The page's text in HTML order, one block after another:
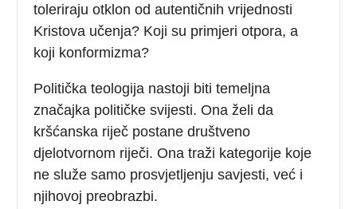
toleriraju otklon od autentičnih vrijednosti
Kristova učenja? Koji su primjeri otpora, a
koji konformizma?
Politička teologija nastoji biti temeljna
značajka političke svijesti. Ona želi da
kršćanska riječ postane društveno
djelotvornom riječi. Ona traži kategorije koje
ne služe samo prosvjetljenju savjesti, već i
njihovoj preobrazbi.